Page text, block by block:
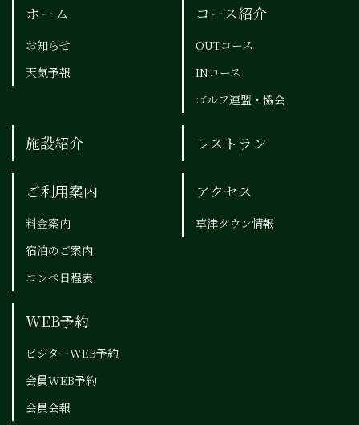
ホーム
お知らせ
天気予報
コース紹介
OUTコース
INコース
ゴルフ連盟・協会
施設紹介 レストラン
ご利用案内
料金案内
宿泊のご案内
コンペ日程表
アクセス
草津タウン情報
WEB予約
ビジターWEB予約
会員WEB予約
会員会報